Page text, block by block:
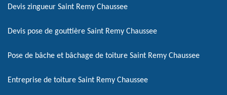
Devis zingueur Saint Remy Chaussee
Devis pose de gouttière Saint Remy Chaussee
Pose de bâche et bâchage de toiture Saint Remy Chaussee
Entreprise de toiture Saint Remy Chaussee